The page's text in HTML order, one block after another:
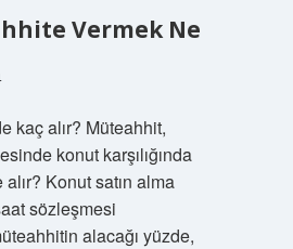
Vermek Ne
kaç alır? Müteahhit,
konut karşılığında
Konut satın alma
sözleşmesi
alacağı yüzde,